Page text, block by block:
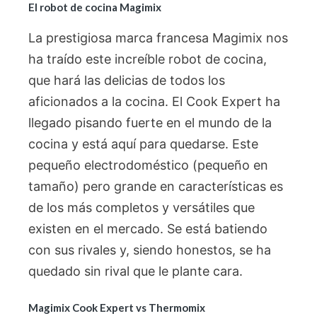
El robot de cocina Magimix
La prestigiosa marca francesa Magimix nos
ha traído este increíble robot de cocina,
que hará las delicias de todos los
aficionados a la cocina. El Cook Expert ha
llegado pisando fuerte en el mundo de la
cocina y está aquí para quedarse. Este
pequeño electrodoméstico (pequeño en
tamaño) pero grande en características es
de los más completos y versátiles que
existen en el mercado. Se está batiendo
con sus rivales y, siendo honestos, se ha
quedado sin rival que le plante cara.
Magimix Cook Expert vs Thermomix